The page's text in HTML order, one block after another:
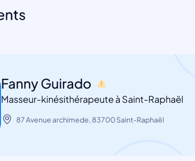
Fanny Guirado
Masseur-kinésithérapeute à Saint-Raphaël
87 Avenue archimede, 83700 Saint-Raphaël